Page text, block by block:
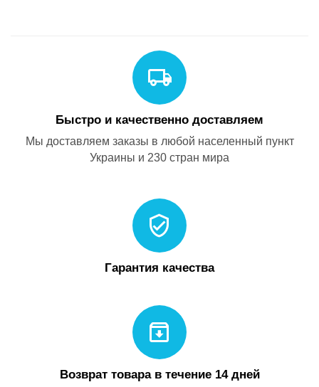
Быстро и качественно доставляем
Мы доставляем заказы в любой населенный пункт
Украины и 230 стран мира
Гарантия качества
Возврат товара в течение 14 дней